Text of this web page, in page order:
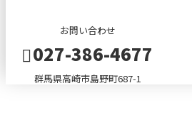
お問い合わせ
027-386-4677
群馬県高崎市島野町687-1